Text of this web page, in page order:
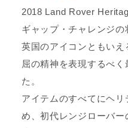
2018 Land Rover
ギャップ・チャレンジの
英国のアイコンともい
屈の精神を表現するべ
た。
アイテムのすべてにヘ
め、初代レンジローバ